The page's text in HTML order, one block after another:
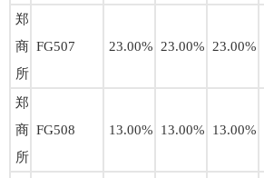
郑
商
所
FG507 23.00% 23.00% 23.00%
郑
商
所
FG508 13.00% 13.00% 13.00%